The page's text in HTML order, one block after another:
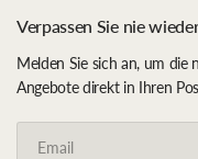
Verpassen Sie nie
Melden Sie sich an, um die
Angebote direkt in Ihren